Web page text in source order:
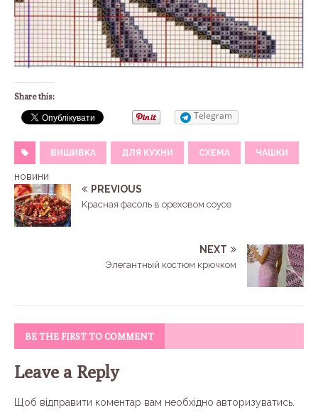
Share this:
Telegram
ВИШИВКА ДЛЯ КУХНИ СХЕМА ЧАШКИ
новини
PREVIOUS
Красная фасоль в ореховом соусе
NEXT
Элегантный костюм крючком
BE THE FIRST TO COMMENT
Leave a Reply
Щоб відправити коментар вам необхідно авторизуватись.